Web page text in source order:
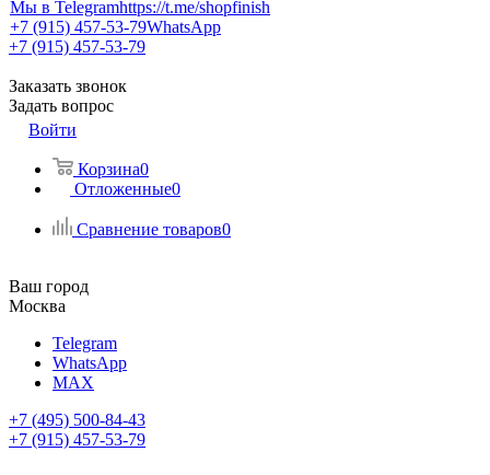
Мы в Telegramhttps://t.me/shopfinish
+7 (915) 457-53-79WhatsApp
+7 (915) 457-53-79
Заказать звонок
Задать вопрос
Войти
Корзина0
Отложенные0
Сравнение товаров0
Ваш город
Москва
Telegram
WhatsApp
MAX
+7 (495) 500-84-43
+7 (915) 457-53-79